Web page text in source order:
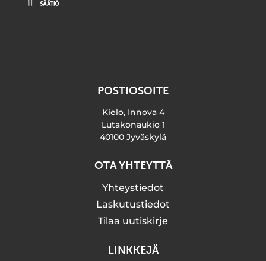
POSTIOSOITE
Kielo, Innova 4
Lutakonaukio 1
40100 Jyväskylä
OTA YHTEYTTÄ
Yhteystiedot
Laskutustiedot
Tilaa uutiskirje
LINKKEJÄ